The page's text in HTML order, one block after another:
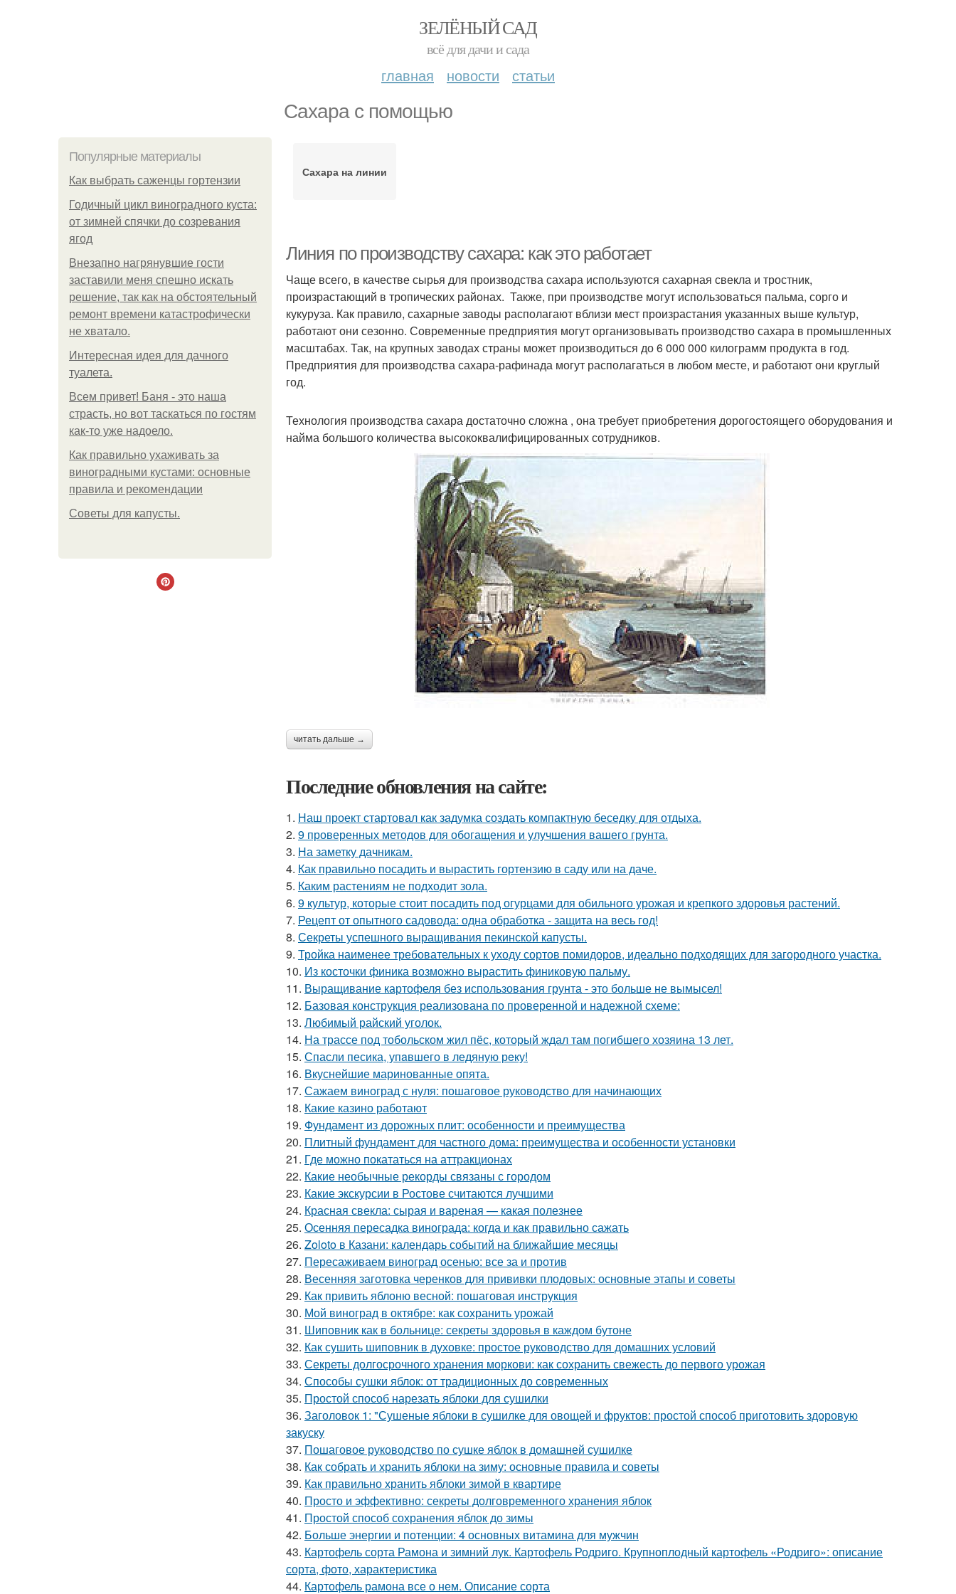
ЗЕЛЁНЫЙ САД
всё для дачи и сада
главная новости статьи
Сахара с помощью
Популярные материалы
Как выбрать саженцы гортензии
Годичный цикл виноградного куста:
от зимней спячки до созревания
ягод
Внезапно нагрянувшие гости
заставили меня спешно искать
решение, так как на обстоятельный
ремонт времени катастрофически
не хватало.
Интересная идея для дачного
туалета.
Всем привет! Баня - это наша
страсть, но вот таскаться по гостям
как-то уже надоело.
Как правильно ухаживать за
виноградными кустами: основные
правила и рекомендации
Советы для капусты.
Сахара на линии
Линия по производству сахара: как это работает
Чаще всего, в качестве сырья для производства сахара используются сахарная свекла и тростник,
произрастающий в тропических районах. Также, при производстве могут использоваться пальма, сорго и
кукуруза. Как правило, сахарные заводы располагают вблизи мест произрастания указанных выше культур,
работают они сезонно. Современные предприятия могут организовывать производство сахара в промышленных
масштабах. Так, на крупных заводах страны может производиться до 6 000 000 килограмм продукта в год.
Предприятия для производства сахара-рафинада могут располагаться в любом месте, и работают они круглый
год.
Технология производства сахара достаточно сложна , она требует приобретения дорогостоящего оборудования и
найма большого количества высококвалифицированных сотрудников.
читать дальше →
Последние обновления на сайте:
1. Наш проект стартовал как задумка создать компактную беседку для отдыха.
2. 9 проверенных методов для обогащения и улучшения вашего грунта.
3. На заметку дачникам.
4. Как правильно посадить и вырастить гортензию в саду или на даче.
5. Каким растениям не подходит зола.
6. 9 культур, которые стоит посадить под огурцами для обильного урожая и крепкого здоровья растений.
7. Рецепт от опытного садовода: одна обработка - защита на весь год!
8. Секреты успешного выращивания пекинской капусты.
9. Тройка наименее требовательных к уходу сортов помидоров, идеально подходящих для загородного участка.
10. Из косточки финика возможно вырастить финиковую пальму.
11. Выращивание картофеля без использования грунта - это больше не вымысел!
12. Базовая конструкция реализована по проверенной и надежной схеме:
13. Любимый райский уголок.
14. На трассе под тобольском жил пёс, который ждал там погибшего хозяина 13 лет.
15. Спасли песика, упaвшего в ледяную рeку!
16. Вкуснейшие маринованные опята.
17. Сажаем виноград с нуля: пошаговое руководство для начинающих
18. Какие казино работают
19. Фундамент из дорожных плит: особенности и преимущества
20. Плитный фундамент для частного дома: преимущества и особенности установки
21. Где можно покататься на аттракционах
22. Какие необычные рекорды связаны с городом
23. Какие экскурсии в Ростове считаются лучшими
24. Красная свекла: сырая и вареная — какая полезнее
25. Осенняя пересадка винограда: когда и как правильно сажать
26. Zoloto в Казани: календарь событий на ближайшие месяцы
27. Пересаживаем виноград осенью: все за и против
28. Весенняя заготовка черенков для прививки плодовых: основные этапы и советы
29. Как привить яблоню весной: пошаговая инструкция
30. Мой виноград в октябре: как сохранить урожай
31. Шиповник как в больнице: секреты здоровья в каждом бутоне
32. Как сушить шиповник в духовке: простое руководство для домашних условий
33. Секреты долгосрочного хранения моркови: как сохранить свежесть до первого урожая
34. Способы сушки яблок: от традиционных до современных
35. Простой способ нарезать яблоки для сушилки
36. Заголовок 1: "Сушеные яблоки в сушилке для овощей и фруктов: простой способ приготовить здоровую
закуску
37. Пошаговое руководство по сушке яблок в домашней сушилке
38. Как собрать и хранить яблоки на зиму: основные правила и советы
39. Как правильно хранить яблоки зимой в квартире
40. Просто и эффективно: секреты долговременного хранения яблок
41. Простой способ сохранения яблок до зимы
42. Больше энергии и потенции: 4 основных витамина для мужчин
43. Картофель сорта Рамона и зимний лук. Картофель Родриго. Крупноплодный картофель «Родриго»: описание
сорта, фото, характеристика
44. Картофель рамона все о нем. Описание сорта